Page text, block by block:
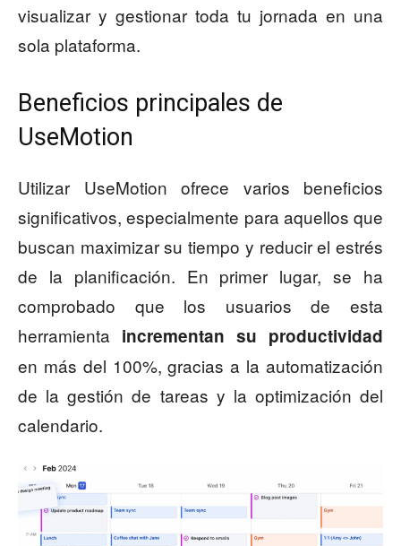
visualizar y gestionar toda tu jornada en una
sola plataforma.
Beneficios principales de
UseMotion
Utilizar UseMotion ofrece varios beneficios
significativos, especialmente para aquellos que
buscan maximizar su tiempo y reducir el estrés
de la planificación. En primer lugar, se ha
comprobado que los usuarios de esta
herramienta incrementan su productividad
en más del 100%, gracias a la automatización
de la gestión de tareas y la optimización del
calendario.